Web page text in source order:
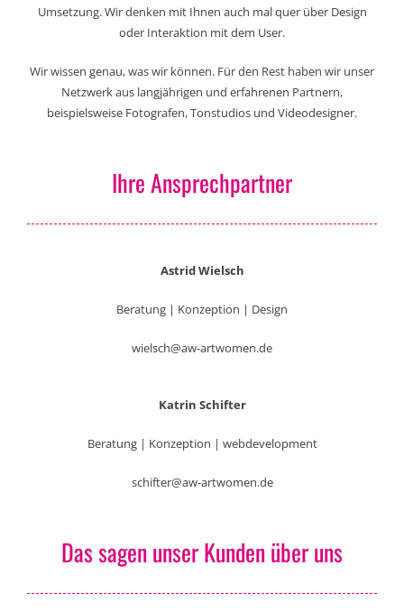
Umsetzung. Wir denken mit Ihnen auch mal quer über Design
oder Interaktion mit dem User.
Wir wissen genau, was wir können. Für den Rest haben wir unser
Netzwerk aus langjährigen und erfahrenen Partnern,
beispielsweise Fotografen, Tonstudios und Videodesigner.
Ihre Ansprechpartner
Astrid Wielsch
Beratung | Konzeption | Design
wielsch@aw-artwomen.de
Katrin Schifter
Beratung | Konzeption | webdevelopment
schifter@aw-artwomen.de
Das sagen unser Kunden über uns